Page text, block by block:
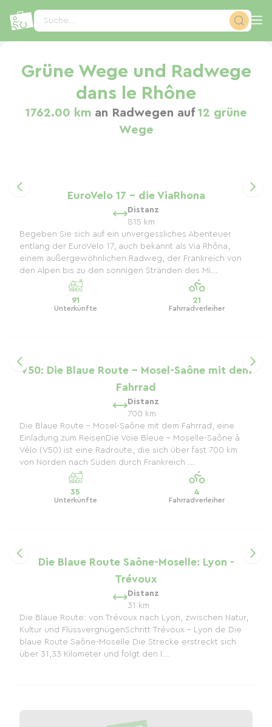
Suche...
Grüne Wege und Radwege
dans le Rhône
1762.00 kman Radwegen auf 12 grüne
Wege
EuroVelo 17 - die ViaRhona
Distanz
815 km
Begeben Sie sich auf ein unvergessliches Abenteuer
entlang der EuroVelo 17, auch bekannt als Via Rhôna,
einem außergewöhnlichen Radweg, der Frankreich von
den Alpen bis zu den sonnigen Stränden des Mi...
91
Unterkünfte
21
Fahrradverleiher
V50: Die Blaue Route – Mosel-Saône mit dem
Fahrrad
Distanz
700 km
Die Blaue Route – Mosel-Saône mit dem Fahrrad, eine
Einladung zum ReisenDie Voie Bleue – Moselle-Saône à
Vélo (V50) ist eine Radroute, die sich über fast 700 km
von Norden nach Süden durch Frankreich ...
35
Unterkünfte
4
Fahrradverleiher
Die Blaue Route Saône-Moselle: Lyon -
Trévoux
Distanz
31 km
Die Blaue Route: von Trévoux nach Lyon, zwischen Natur,
Kultur und FlussvergnügenSchritt Trévoux – Lyon de Die
blaue Route Saône-Moselle Die Strecke erstreckt sich
über 31,33 Kilometer und folgt den l...
Cookie-Einstellungen